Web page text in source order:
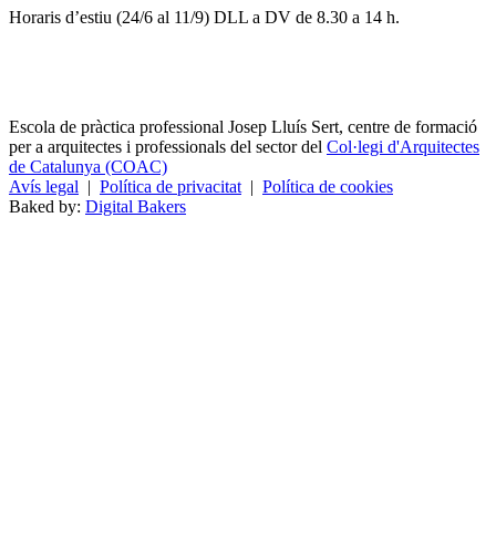
Horaris d’estiu (24/6 al 11/9) DLL a DV de 8.30 a 14 h.
Escola de pràctica professional Josep Lluís Sert, centre de formació
per a arquitectes i professionals del sector del Col·legi d'Arquitectes
de Catalunya (COAC)
Avís legal | Política de privacitat | Política de cookies
Baked by: Digital Bakers